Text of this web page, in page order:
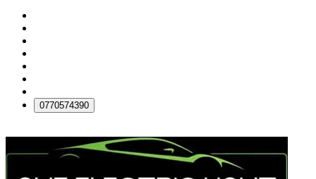
0770574390